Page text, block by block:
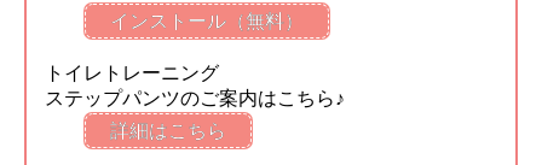
インストール（無料）
トイレトレーニング
ステップパンツのご案内はこちら♪
詳細はこちら